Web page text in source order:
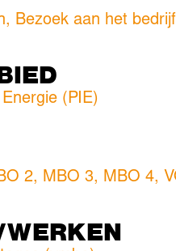
Bezoek aan het
(PIE)
2, MBO 3, MBO 4,